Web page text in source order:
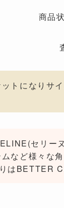
商品
トになりサ
セリー
など様々な
はBETTER